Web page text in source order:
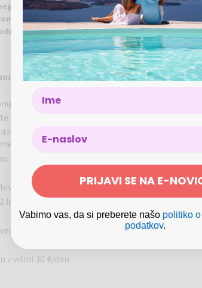
jedra Raba (100 metrov) in prečudovitih plaž
za sončenje in Pool & Lounge barom ✔wellness &
program Stay Fit, teniška igrišča, storitve
Raba izberite Valamar Collection Imperial Hotel,
vas moderno opremljene sobe, premium
Imperial Hotel je bil prenovljen leta 2018.
zunanjega bazena ali v sredozemskem ambientu
sprehod po mestnem parku ali na vožnjo s
z ladjo do romantičnih plaž v zalivih polotoka Frkanj.
ob srkanju gin tonika na hotelski terasi uživajte v živi
delu Raba!
klima, LCD Sat TV, mini bar, sef.
po telefonu: +385 52 465 120ali na e-
zasedenost želenega termina
kartica. V primeru neprihoda in brez
za celoten znesek rezervacije.
48 ur pred prihodom
brezplačno
dalje) znaša 25 €/oseba/noč
kuponov ob predhodnem dogovoru s
v višini 30 €/dan
Name
PRIJAVI SE NA E-
Vabimo vas, da si preberete našo politiko
podatkov.